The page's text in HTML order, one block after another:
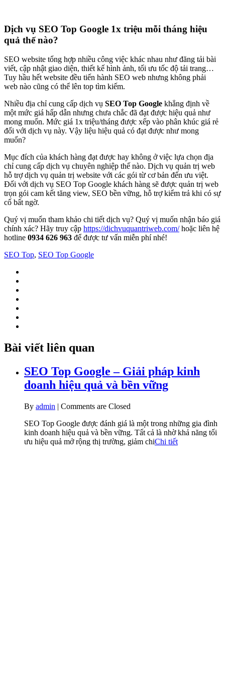
Dịch vụ SEO Top Google 1x triệu mỗi tháng hiệu
quả thế nào?
SEO website tổng hợp nhiều công việc khác nhau như đăng tải bài
viết, cập nhật giao diện, thiết kế hình ảnh, tối ưu tốc độ tải trang…
Tuy hầu hết website đều tiến hành SEO web nhưng không phải
web nào cũng có thể lên top tìm kiếm.
Nhiều địa chỉ cung cấp dịch vụ SEO Top Google khẳng định về
một mức giá hấp dẫn nhưng chưa chắc đã đạt được hiệu quả như
mong muốn. Mức giá 1x triệu/tháng được xếp vào phân khúc giá rẻ
đối với dịch vụ này. Vậy liệu hiệu quả có đạt được như mong
muốn?
Mục đích của khách hàng đạt được hay không ở việc lựa chọn địa
chỉ cung cấp dịch vụ chuyên nghiệp thế nào. Dịch vụ quản trị web
hỗ trợ dịch vụ quản trị website với các gói từ cơ bản đến ưu việt.
Đối với dịch vụ SEO Top Google khách hàng sẽ được quản trị web
trọn gói cam kết tăng view, SEO bền vững, hỗ trợ kiểm trả khi có sự
cố bất ngờ.
Quý vị muốn tham khảo chi tiết dịch vụ? Quý vị muốn nhận báo giá
chính xác? Hãy truy cập https://dichvuquantriweb.com/hoặc liên hệ
hotline 0934 626 963 để được tư vấn miễn phí nhé!
SEO Top, SEO Top Google
Bài viết liên quan
SEO Top Google – Giải pháp kinh
doanh hiệu quả và bền vững
By admin | Comments are Closed
SEO Top Google được đánh giá là một trong những gia đình
kinh doanh hiệu quả và bền vững. Tất cả là nhờ khả năng tối
ưu hiệu quả mở rộng thị trường, giảm chiChi tiết